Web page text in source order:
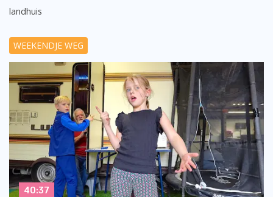
landhuis
WEEKENDJE WEG
40:37